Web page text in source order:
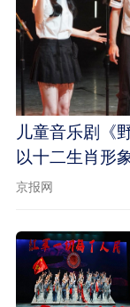
儿童音乐剧《
以十二生肖形
京报网